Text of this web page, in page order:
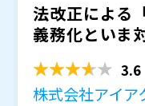
法改正による
義務化といま
3.6
株式会社アイア